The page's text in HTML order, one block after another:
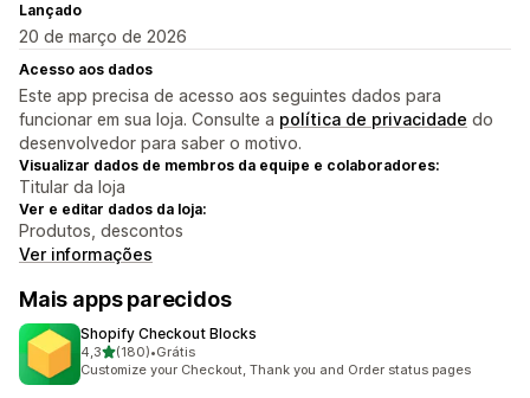
Lançado
20 de março de 2026
Acesso aos dados
Este app precisa de acesso aos seguintes dados para
funcionar em sua loja. Consulte a política de privacidade do
desenvolvedor para saber o motivo.
Visualizar dados de membros da equipe e colaboradores:
Titular da loja
Ver e editar dados da loja:
Produtos, descontos
Ver informações
Mais apps parecidos
Shopify Checkout Blocks
4,3de 5 estrelas
(180)
180 avaliações ao todo
•Grátis
Customize your Checkout, Thank you and Order status pages